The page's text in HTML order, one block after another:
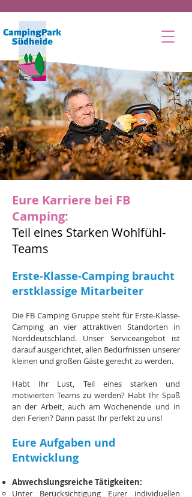
Eure Karriere bei FB
Camping:
Teil eines Starken Wohlfühl-
Teams
Erste-Klasse-Camping braucht
erstklassige Mitarbeiter
Die FB Camping Gruppe steht für Erste-Klasse-
Camping an vier attraktiven Standorten in
Norddeutschland. Unser Serviceangebot ist
darauf ausgerichtet, allen Bedürfnissen unserer
kleinen und großen Gäste gerecht zu werden.
Habt Ihr Lust, Teil eines starken und
motivierten Teams zu werden? Habt Ihr Spaß
an der Arbeit, auch am Wochenende und in
den Ferien? Dann passt Ihr perfekt zu uns!
Eure Aufgaben und
Entwicklung
Abwechslungsreiche Tätigkeiten:
Unter Berücksichtigung Eurer individuellen